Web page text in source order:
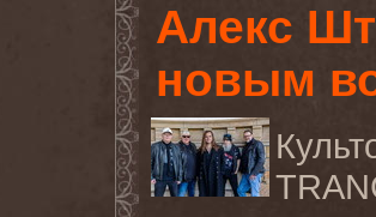
Алекс
новым